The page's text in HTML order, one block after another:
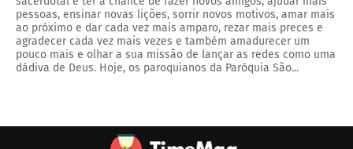
pessoas, ensinar novas lições, sorrir novos motivos, amar mais
ao próximo e dar cada vez mais amparo, rezar mais preces e
agradecer cada vez mais vezes e também amadurecer um
pouco mais e olhar a sua missão de lançar as redes como uma
dádiva de Deus. Hoje, os paroquianos da Paróquia São...